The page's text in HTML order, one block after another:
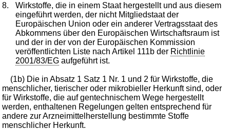
8.
Wirkstoffe, die in einem Staat hergestellt und aus diesem
eingeführt werden, der nicht Mitgliedstaat der
Europäischen Union oder ein anderer Vertragsstaat des
Abkommens über den Europäischen Wirtschaftsraum ist
und der in der von der Europäischen Kommission
veröffentlichten Liste nach Artikel 111b der Richtlinie
2001/83/EG aufgeführt ist.
(1b) Die in Absatz 1 Satz 1 Nr. 1 und 2 für Wirkstoffe, die
menschlicher, tierischer oder mikrobieller Herkunft sind, oder
für Wirkstoffe, die auf gentechnischem Wege hergestellt
werden, enthaltenen Regelungen gelten entsprechend für
andere zur Arzneimittelherstellung bestimmte Stoffe
menschlicher Herkunft.